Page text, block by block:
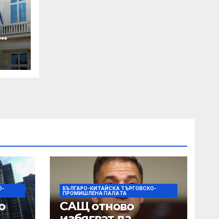
БЪЛГАРО-КИТАЙСКА ТЪРГОВСКО-
ПРОМИШЛЕНА ПАЛAТА
САЩ отново